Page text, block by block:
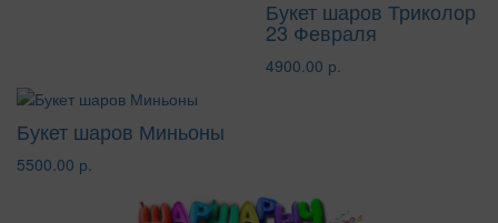
Букет шаров Триколор
23 Февраля
4900.00 р.
Букет шаров Миньоны
5500.00 р.